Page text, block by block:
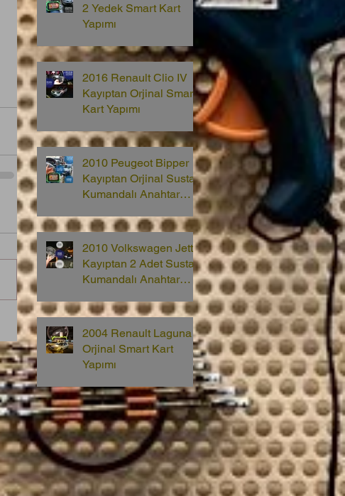
2 Yedek Smart Kart
Yapımı
2016 Renault Clio IV
Kayıptan Orjinal Smart
Kart Yapımı
2010 Peugeot Bipper
Kayıptan Orjinal Sustalı
Kumandalı Anahtar
2010 Volkswagen Jetta
Kayıptan 2 Adet Sustalı
Kumandalı Anahtar
2004 Renault Laguna 2
Orjinal Smart Kart
Yapımı